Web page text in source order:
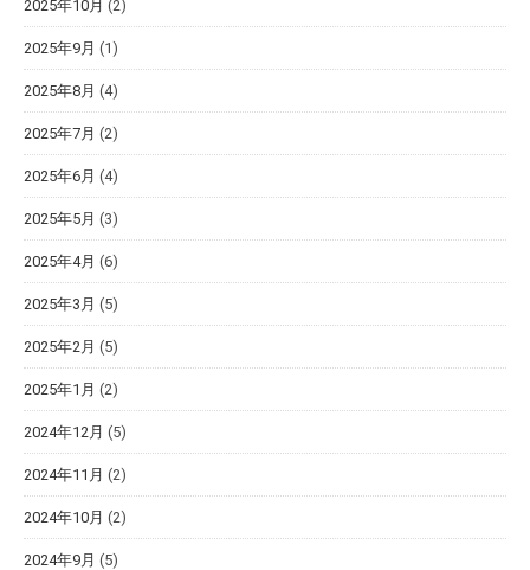
2025年10月 (2)
2025年9月 (1)
2025年8月 (4)
2025年7月 (2)
2025年6月 (4)
2025年5月 (3)
2025年4月 (6)
2025年3月 (5)
2025年2月 (5)
2025年1月 (2)
2024年12月 (5)
2024年11月 (2)
2024年10月 (2)
2024年9月 (5)